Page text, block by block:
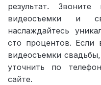
результат. Звоните
видеосъемки и
наслаждайтесь
сто процентов. Если
видеосъемки
уточнить по
сайте.